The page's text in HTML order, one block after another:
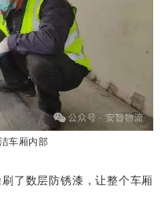
车厢内部
了数层防锈漆，让整个车厢